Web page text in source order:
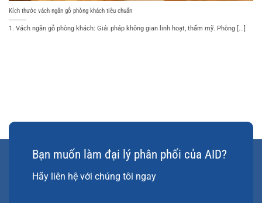
Kích thước vách ngăn gỗ phòng khách tiêu chuẩn
1. Vách ngăn gỗ phòng khách: Giải pháp không gian linh hoạt, thẩm mỹ. Phòng [...]
Bạn muốn làm đại lý phân phối của AID?
Hãy liên hệ với chúng tôi ngay